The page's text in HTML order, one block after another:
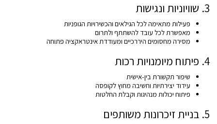
3. שוויוניות ונגישות
פעילות מתאימה לכל הגילאים והכשירויות הגופניות
מאפשרת לכל עובד להשתתף ולתרום
מסירה מחסומים היררכיים ומעודדת אינטראקציה פתוחה
4. פיתוח מיומנויות רכות
שיפור תקשורת בין-אישית
עידוד יצירתיות וחשיבה מחוץ לקופסה
פיתוח יכולות מנהיגות וקבלת החלטות
5. בניית זיכרונות משותפים